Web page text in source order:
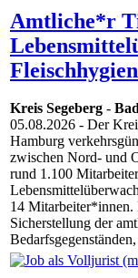
Amtliche*r
Kreis Segeberg -
05.08.2026 - Der
Hamburg
zwischen Nord- und
rund 1.100
14 Mitarbeiter*innen.
Sicherstellung der